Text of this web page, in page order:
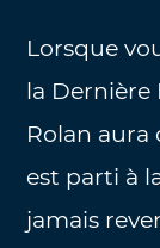
Lorsque
la Dernière
Rolan aura
est parti à
jamais